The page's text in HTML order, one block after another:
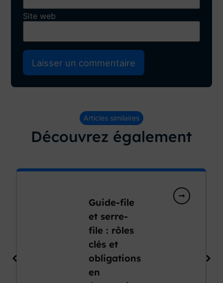
Site web
Articles similaires
Découvrez également
Guide-file
et serre-
file : rôles
clés et
obligations
en